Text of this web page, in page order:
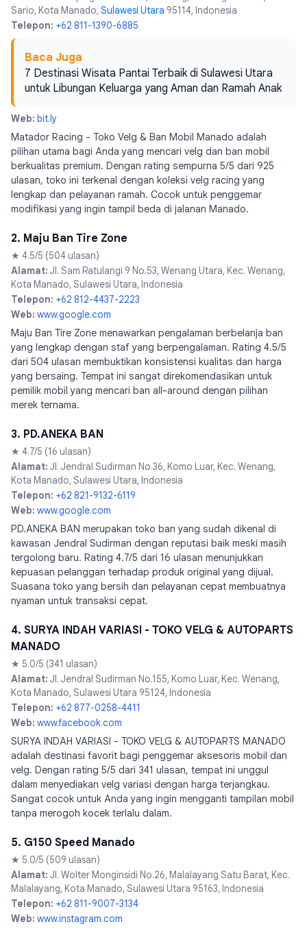
Sario, Kota Manado,Sulawesi Utara 95114, Indonesia
Telepon: +62 811-1390-6885
Baca Juga
7 Destinasi Wisata Pantai Terbaik di Sulawesi Utara
untuk Libungan Keluarga yang Aman dan Ramah Anak
Web: bit.ly
Matador Racing - Toko Velg & Ban Mobil Manado adalah
pilihan utama bagi Anda yang mencari velg dan ban mobil
berkualitas premium. Dengan rating sempurna 5/5 dari 925
ulasan, toko ini terkenal dengan koleksi velg racing yang
lengkap dan pelayanan ramah. Cocok untuk penggemar
modifikasi yang ingin tampil beda di jalanan Manado.
2. Maju Ban Tire Zone
★ 4.5/5 (504 ulasan)
Alamat: Jl. Sam Ratulangi 9 No.53, Wenang Utara, Kec. Wenang,
Kota Manado, Sulawesi Utara, Indonesia
Telepon: +62 812-4437-2223
Web: www.google.com
Maju Ban Tire Zone menawarkan pengalaman berbelanja ban
yang lengkap dengan staf yang berpengalaman. Rating 4.5/5
dari 504 ulasan membuktikan konsistensi kualitas dan harga
yang bersaing. Tempat ini sangat direkomendasikan untuk
pemilik mobil yang mencari ban all-around dengan pilihan
merek ternama.
3. PD.ANEKA BAN
★ 4.7/5 (16 ulasan)
Alamat: Jl. Jendral Sudirman No.36, Komo Luar, Kec. Wenang,
Kota Manado, Sulawesi Utara, Indonesia
Telepon: +62 821-9132-6119
Web: www.google.com
PD.ANEKA BAN merupakan toko ban yang sudah dikenal di
kawasan Jendral Sudirman dengan reputasi baik meski masih
tergolong baru. Rating 4.7/5 dari 16 ulasan menunjukkan
kepuasan pelanggan terhadap produk original yang dijual.
Suasana toko yang bersih dan pelayanan cepat membuatnya
nyaman untuk transaksi cepat.
4. SURYA INDAH VARIASI - TOKO VELG & AUTOPARTS
MANADO
★ 5.0/5 (341 ulasan)
Alamat: Jl. Jendral Sudirman No.155, Komo Luar, Kec. Wenang,
Kota Manado, Sulawesi Utara 95124, Indonesia
Telepon: +62 877-0258-4411
Web: www.facebook.com
SURYA INDAH VARIASI - TOKO VELG & AUTOPARTS MANADO
adalah destinasi favorit bagi penggemar aksesoris mobil dan
velg. Dengan rating 5/5 dari 341 ulasan, tempat ini unggul
dalam menyediakan velg variasi dengan harga terjangkau.
Sangat cocok untuk Anda yang ingin mengganti tampilan mobil
tanpa merogoh kocek terlalu dalam.
5. G150 Speed Manado
★ 5.0/5 (509 ulasan)
Alamat: Jl. Wolter Monginsidi No.26, Malalayang Satu Barat, Kec.
Malalayang, Kota Manado, Sulawesi Utara 95163, Indonesia
Telepon: +62 811-9007-3134
Web: www.instagram.com